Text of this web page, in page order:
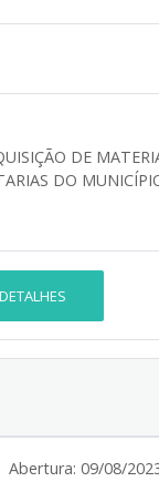
DE
DO
Abertura: 09/08/